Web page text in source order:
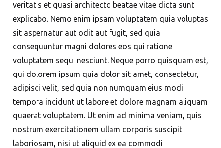
veritatis et quasi architecto beatae vitae dicta sunt
explicabo. Nemo enim ipsam voluptatem quia voluptas
sit aspernatur aut odit aut fugit, sed quia
consequuntur magni dolores eos qui ratione
voluptatem sequi nesciunt. Neque porro quisquam est,
qui dolorem ipsum quia dolor sit amet, consectetur,
adipisci velit, sed quia non numquam eius modi
tempora incidunt ut labore et dolore magnam aliquam
quaerat voluptatem. Ut enim ad minima veniam, quis
nostrum exercitationem ullam corporis suscipit
laboriosam, nisi ut aliquid ex ea commodi